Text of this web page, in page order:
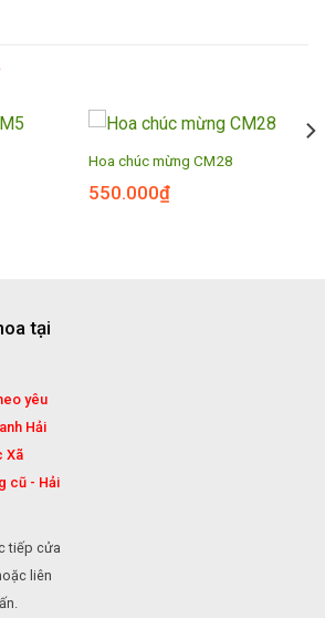
Hoa chúc mừng CM28
550.000₫
tại
yêu
Hải
Xã
cũ - Hải
tiếp cửa
liên